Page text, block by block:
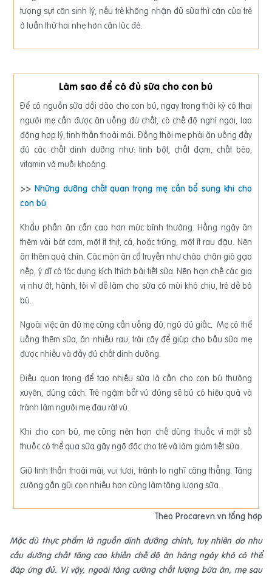
tượng sụt cân sinh lý, nếu trẻ không nhận đủ sữa thì cân của trẻ
ở tuần thứ hai nhẹ hơn cân lúc đẻ.
Làm sao để có đủ sữa cho con bú
Để có nguồn sữa dồi dào cho con bú, ngay trong thời kỳ có thai
người mẹ cần được ăn uống đủ chất, có chế độ nghỉ ngơi, lao
động hợp lý, tinh thần thoải mái. Đồng thời mẹ phải ăn uống đầy
đủ các chất dinh dưỡng như: tinh bột, chất đạm, chất béo,
vitamin và muối khoáng.
>>Những dưỡng chất quan trọng mẹ cần bổ sung khi cho
con bú
Khẩu phần ăn cần cao hơn mức bình thường. Hằng ngày ăn
thêm vài bát cơm, một ít thịt, cá, hoặc trứng, một ít rau đậu. Nên
ăn thêm quả chín. Các món ăn cổ truyền như cháo chân giò gạo
nếp, ý dĩ có tác dụng kích thích bài tiết sữa. Nên hạn chế các gia
vị như ớt, hành, tỏi vì dễ làm cho sữa có mùi khó chịu, trẻ dễ bỏ
bú.
Ngoài việc ăn đủ mẹ cũng cần uống đủ, ngủ đủ giấc. Mẹ có thể
uống thêm sữa, ăn nhiều rau, trái cây để giúp cho bầu sữa mẹ
được nhiều và đầy đủ chất dinh dưỡng.
Ðiều quan trọng để tạo nhiều sữa là cần cho con bú thường
xuyên, đúng cách. Trẻ ngậm bắt vú đúng sẽ bú có hiệu quả và
tránh làm người mẹ đau rát vú.
Khi cho con bú, mẹ cũng nên hạn chế dùng thuốc vì một số
thuốc có thể qua sữa gây ngộ độc cho trẻ và làm giảm tiết sữa.
Giữ tinh thần thoải mái, vui tươi, tránh lo nghĩ căng thẳng. Tăng
cường gần gũi con nhiều hơn cũng làm tăng lượng sữa.
Theo Procarevn.vn tổng hợp
Mặc dù thực phẩm là nguồn dinh dưỡng chính, tuy nhiên do nhu
cầu dưỡng chất tăng cao khiến chế độ ăn hàng ngày khó có thể
đáp ứng đủ. Vì vậy, ngoài tăng cường chất lượng bữa ăn, mẹ sau